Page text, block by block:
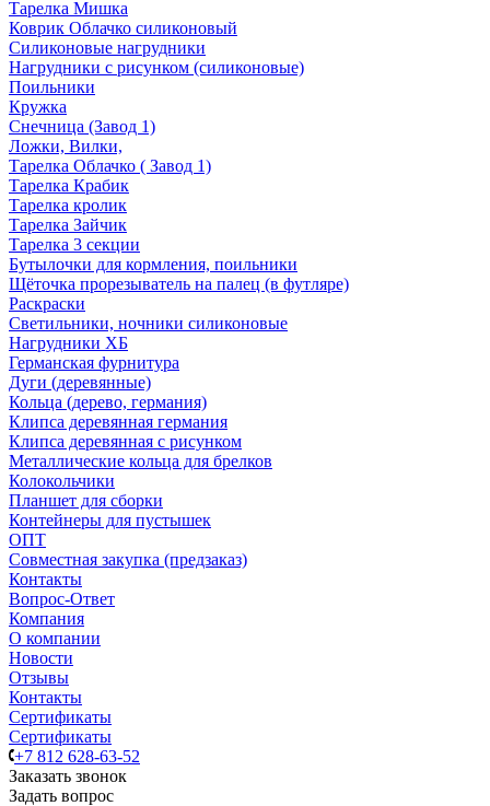
Тарелка Мишка
Коврик Облачко силиконовый
Силиконовые нагрудники
Нагрудники с рисунком (силиконовые)
Поильники
Кружка
Снечница (Завод 1)
Ложки, Вилки,
Тарелка Облачко ( Завод 1)
Тарелка Крабик
Тарелка кролик
Тарелка Зайчик
Тарелка 3 секции
Бутылочки для кормления, поильники
Щёточка прорезыватель на палец (в футляре)
Раскраски
Светильники, ночники силиконовые
Нагрудники ХБ
Германская фурнитура
Дуги (деревянные)
Кольца (дерево, германия)
Клипса деревянная германия
Клипса деревянная с рисунком
Металлические кольца для брелков
Колокольчики
Планшет для сборки
Контейнеры для пустышек
ОПТ
Совместная закупка (предзаказ)
Контакты
Вопрос-Ответ
Компания
О компании
Новости
Отзывы
Контакты
Сертификаты
Сертификаты
+7 812 628-63-52
Заказать звонок
Задать вопрос